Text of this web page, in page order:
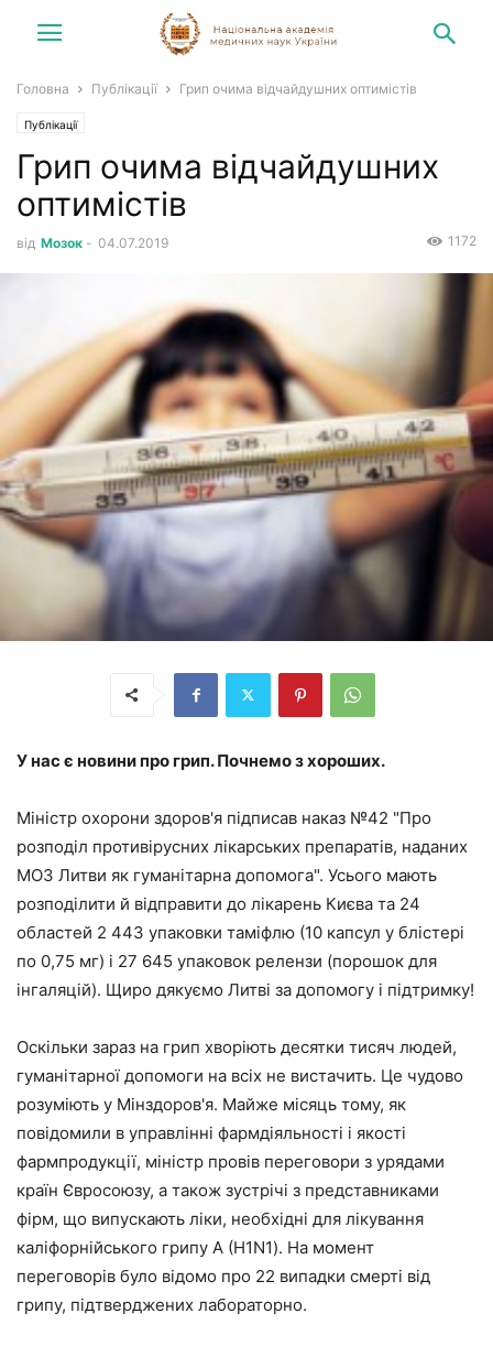
Головна Публікації Грип очима відчайдушних оптимістів
Публікації
Грип очима відчайдушних
оптимістів
від Мозок - 04.07.2019 1172
У нас є новини про грип. Почнемо з хороших.
Міністр охорони здоров'я підписав наказ №42 "Про
розподіл противірусних лікарських препаратів, наданих
МОЗ Литви як гуманітарна допомога". Усього мають
розподілити й відправити до лікарень Києва та 24
областей 2 443 упаковки таміфлю (10 капсул у блістері
по 0,75 мг) і 27 645 упаковок релензи (порошок для
інгаляцій). Щиро дякуємо Литві за допомогу і підтримку!
Оскільки зараз на грип хворіють десятки тисяч людей,
гуманітарної допомоги на всіх не вистачить. Це чудово
розуміють у Мінздоров'я. Майже місяць тому, як
повідомили в управлінні фармдіяльності і якості
фармпродукції, міністр провів переговори з урядами
країн Євросоюзу, а також зустрічі з представниками
фірм, що випускають ліки, необхідні для лікування
каліфорнійського грипу А (Н1N1). На момент
переговорів було відомо про 22 випадки смерті від
грипу, підтверджених лабораторно.